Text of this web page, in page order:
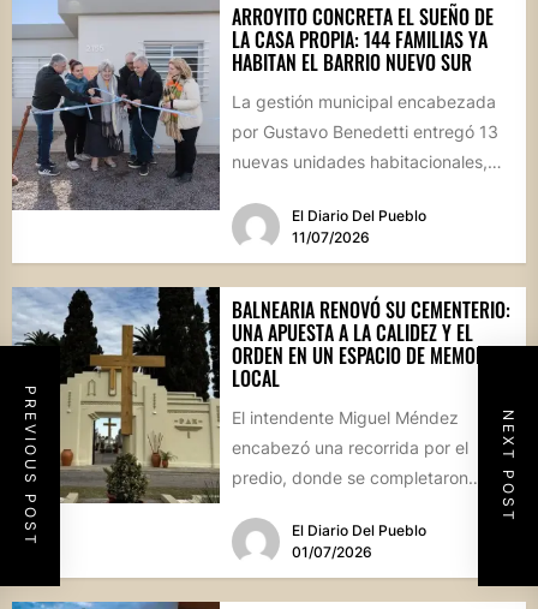
PREVIOUS POST NEXT POST
ARROYITO CONCRETA EL SUEÑO DE
LA CASA PROPIA: 144 FAMILIAS YA
HABITAN EL BARRIO NUEVO SUR
La gestión municipal encabezada
por Gustavo Benedetti entregó 13
nuevas unidades habitacionales,
transformado en...
El Diario Del Pueblo
11/07/2026
BALNEARIA RENOVÓ SU CEMENTERIO:
UNA APUESTA A LA CALIDEZ Y EL
ORDEN EN UN ESPACIO DE MEMORIA
LOCAL
El intendente Miguel Méndez
encabezó una recorrida por el
predio, donde se completaron
una revalorización...
El Diario Del Pueblo
01/07/2026